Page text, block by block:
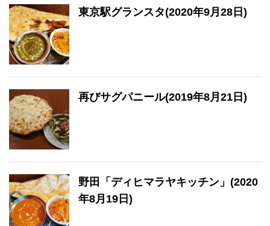
東京駅グランスタ(2020年9月28日)
再びサグパニール(2019年8月21日)
野田「ディヒマラヤキッチン」(2020
年8月19日)